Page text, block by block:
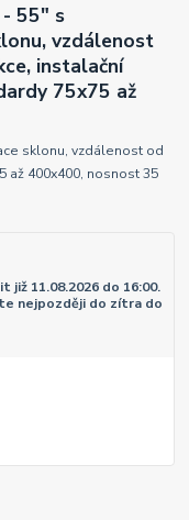
55" s
vzdálenost
instalační
75x75 až
sklonu, vzdálenost od
až 400x400, nosnost 35
již 11.08.2026 do 16:00.
nejpozději do zítra do